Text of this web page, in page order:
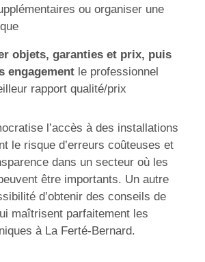
ou organiser une
objets, garanties et prix, puis
engagement le professionnel
rapport qualité/prix
l’accès à des installations
le risque d’erreurs coûteuses et
dans un secteur où les
être importants. Un autre
d’obtenir des conseils de
maîtrisent parfaitement les
à La Ferté-Bernard.